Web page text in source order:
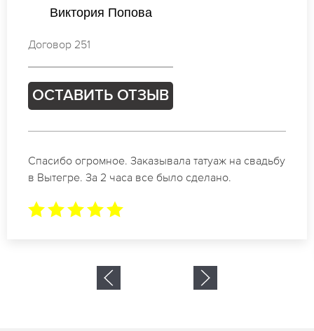
Виктория Новикова
Договор 928
ОСТАВИТЬ ОТЗЫВ
Отличные специалисты своего дела по
коррекции бровей в Вытегре. Замечательный